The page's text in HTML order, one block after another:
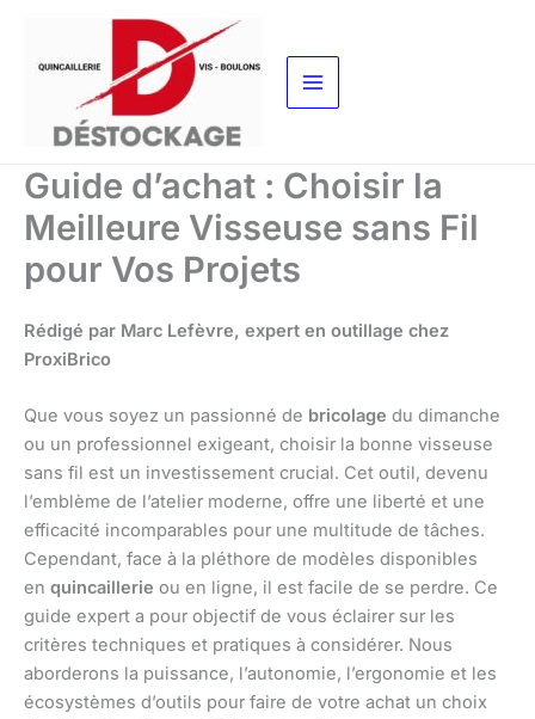
contenu
Guide d’achat : Choisir la
Meilleure Visseuse sans Fil
pour Vos Projets
Rédigé par Marc Lefèvre, expert en outillage chez
ProxiBrico
Que vous soyez un passionné de bricolage du dimanche
ou un professionnel exigeant, choisir la bonne visseuse
sans fil est un investissement crucial. Cet outil, devenu
l’emblème de l’atelier moderne, offre une liberté et une
efficacité incomparables pour une multitude de tâches.
Cependant, face à la pléthore de modèles disponibles
en quincaillerie ou en ligne, il est facile de se perdre. Ce
guide expert a pour objectif de vous éclairer sur les
critères techniques et pratiques à considérer. Nous
aborderons la puissance, l’autonomie, l’ergonomie et les
écosystèmes d’outils pour faire de votre achat un choix